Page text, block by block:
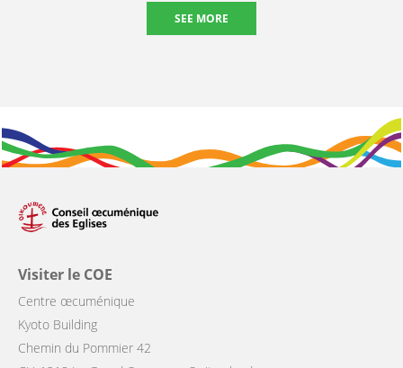
SEE MORE
Visiter le COE
Centre œcuménique
Kyoto Building
Chemin du Pommier 42